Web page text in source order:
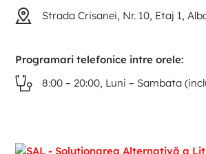
Strada Crisanei, Nr. 10, Etaj 1,
Programari telefonice intre orele:
8:00 – 20:00, Luni – Sambata